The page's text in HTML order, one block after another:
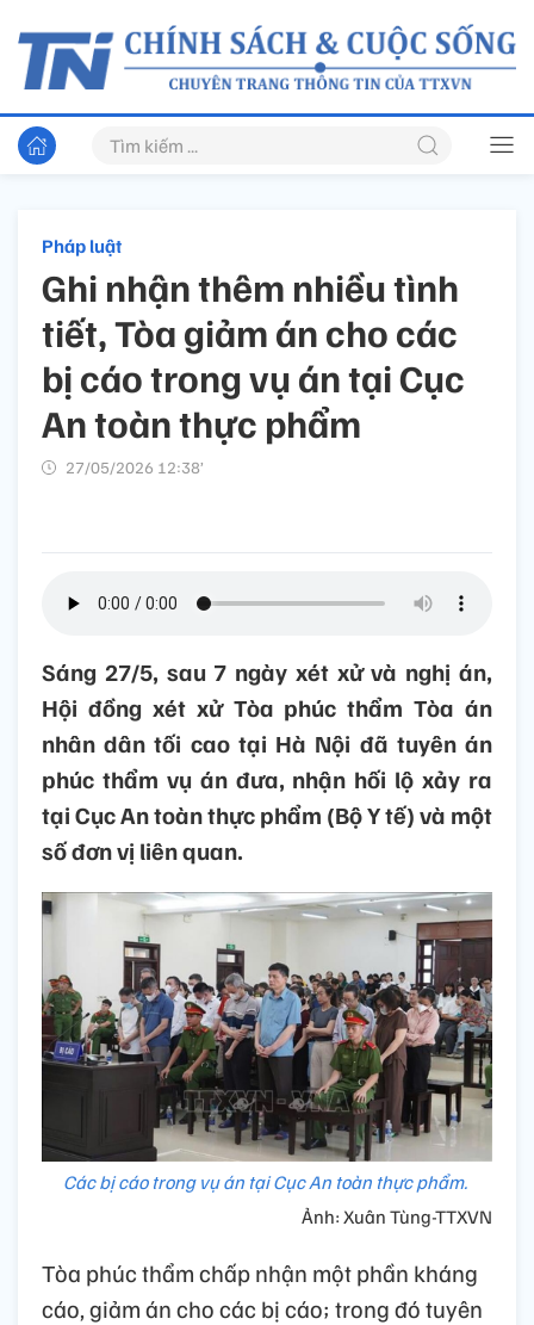
Pháp luật
Ghi nhận thêm nhiều tình
tiết, Tòa giảm án cho các
bị cáo trong vụ án tại Cục
An toàn thực phẩm
27/05/2026 12:38’
Sáng 27/5, sau 7 ngày xét xử và nghị án,
Hội đồng xét xử Tòa phúc thẩm Tòa án
nhân dân tối cao tại Hà Nội đã tuyên án
phúc thẩm vụ án đưa, nhận hối lộ xảy ra
tại Cục An toàn thực phẩm (Bộ Y tế) và một
số đơn vị liên quan.
Các bị cáo trong vụ án tại Cục An toàn thực phẩm.
Ảnh: Xuân Tùng-TTXVN
Tòa phúc thẩm chấp nhận một phần kháng
cáo, giảm án cho các bị cáo; trong đó tuyên